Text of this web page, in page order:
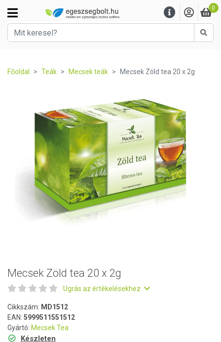
0
Főoldal Teák Mecsek teák Mecsek Zöld tea 20 x 2g
Mecsek Zöld tea 20 x 2g
Ugrás az értékelésekhez
Cikkszám: MD1512
EAN: 5999511551512
Gyártó: Mecsek Tea
Készleten